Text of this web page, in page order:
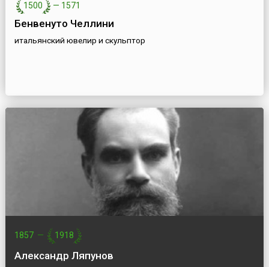
1500 — 1571
Бенвенуто Челлини
итальянский ювелир и скульптор
1857 — 1918
Александр Ляпунов